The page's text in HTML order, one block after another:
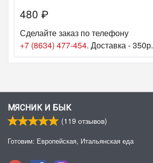
480 ₽
Сделайте заказ по телефону
+7 (8634) 477-454. Доставка - 350р.
МЯСНИК И БЫК
(119отзывов)
Готовим: Европейская, Итальянская еда